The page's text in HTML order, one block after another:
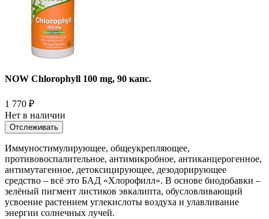
NOW Chlorophyll 100 mg, 90 капс.
1 770 ₽
Нет в наличии
Отслеживать
Иммуностимулирующее, общеукрепляющее,
противовоспалительное, антимикробное, антиканцерогенное,
антимутагенное, детоксицирующее, дезодорирующее
средство – всё это БАД «Хлорофилл». В основе биодобавки –
зелёный пигмент листиков эвкалипта, обусловливающий
усвоение растением углекислоты воздуха и улавливание
энергии солнечных лучей.